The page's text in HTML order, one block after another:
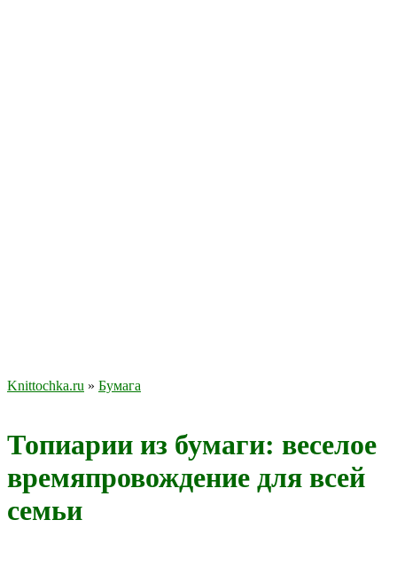
Knittochka.ru » Бумага
Топиарии из бумаги: веселое
времяпровождение для всей
семьи